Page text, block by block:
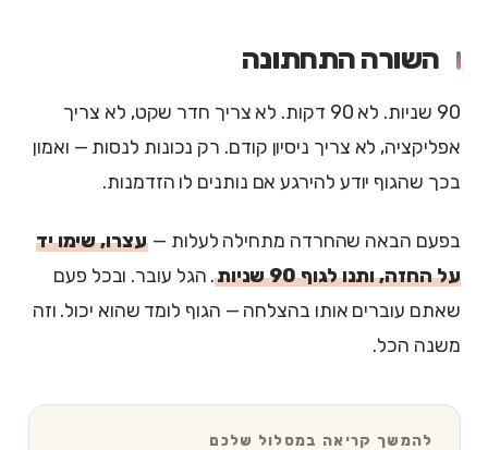
השורה התחתונה
90 שניות. לא 90 דקות. לא צריך חדר שקט, לא צריך
אפליקציה, לא צריך ניסיון קודם. רק נכונות לנסות — ואמון
בכך שהגוף יודע להירגע אם נותנים לו הזדמנות.
בפעם הבאה שהחרדה מתחילה לעלות — עצרו, שימו יד
על החזה, ותנו לגוף 90 שניות
. הגל עובר. ובכל פעם
שאתם עוברים אותו בהצלחה — הגוף לומד שהוא יכול. וזה
משנה הכל.
להמשך קריאה במסלול שלכם